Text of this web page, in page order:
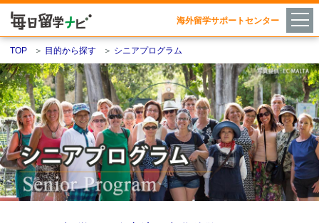
海外留学サポートセンター
TOP ＞ 目的から探す ＞ シニアプログラム